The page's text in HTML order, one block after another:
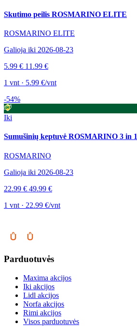
Skutimo peilis ROSMARINO ELITE
ROSMARINO ELITE
Galioja iki 2026-08-23
5.99 € 11.99 €
1 vnt · 5.99 €/vnt
-54%
Iki
Sumušinių keptuvė ROSMARINO 3 in 1
ROSMARINO
Galioja iki 2026-08-23
22.99 € 49.99 €
1 vnt · 22.99 €/vnt
Parduotuvės
Maxima akcijos
Iki akcijos
Lidl akcijos
Norfa akcijos
Rimi akcijos
Visos parduotuvės